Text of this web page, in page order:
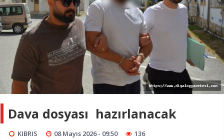
Dava dosyası hazırlanacak
KIBRIS 08 Mayıs 2026 - 09:50 136